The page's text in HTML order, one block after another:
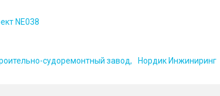
NE038
судоремонтный завод Нордик Инжиниринг